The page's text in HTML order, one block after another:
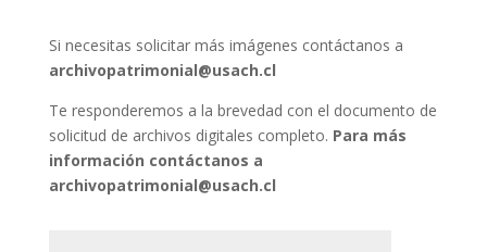
Si necesitas solicitar más imágenes contáctanos a
archivopatrimonial@usach.cl
Te responderemos a la brevedad con el documento de
solicitud de archivos digitales completo. Para más
información contáctanos a
archivopatrimonial@usach.cl